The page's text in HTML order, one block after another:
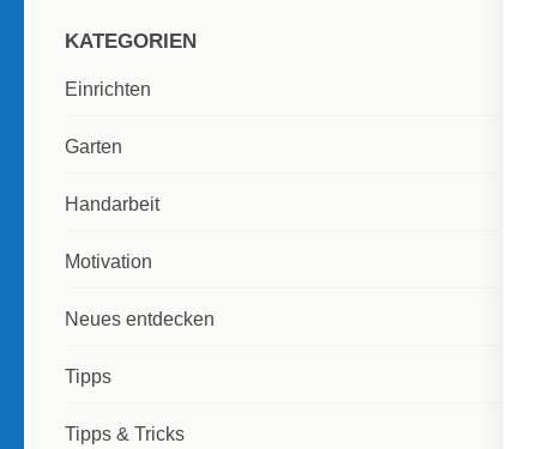
KATEGORIEN
Einrichten
Garten
Handarbeit
Motivation
Neues entdecken
Tipps
Tipps & Tricks